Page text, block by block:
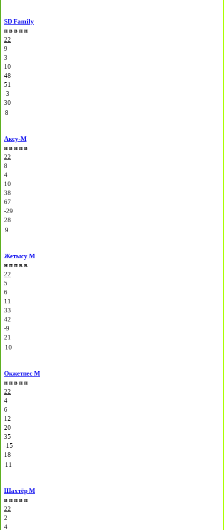
SD Family
п в в п н
22
9
3
10
48
51
-3
30
8
Аксу-М
н в н п в
22
8
4
10
38
67
-29
28
9
Жетысу М
н п п в в
22
5
6
11
33
42
-9
21
10
Окжетпес М
н п в п п
22
4
6
12
20
35
-15
18
11
Шахтёр М
в п п в п
22
2
4